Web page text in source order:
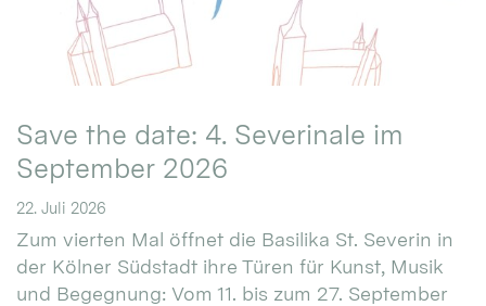
Save the date: 4. Severinale im
September 2026
22. Juli 2026
Zum vierten Mal öffnet die Basilika St. Severin in
der Kölner Südstadt ihre Türen für Kunst, Musik
und Begegnung: Vom 11. bis zum 27. September